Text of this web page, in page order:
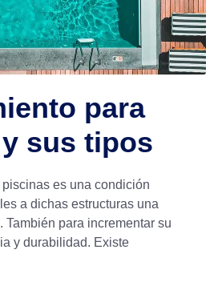
para
sus tipos
es una condición
a dichas estructuras una
para incrementar su
y durabilidad. Existe